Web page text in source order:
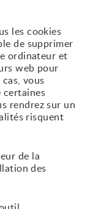
les cookies
de supprimer
ordinateur et
web pour
vous
certaines
rendrez sur un
risquent
de la
des